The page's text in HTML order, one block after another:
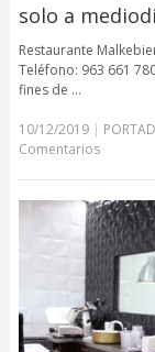
solo a
Restaurante
Teléfono: 963 661
fines de …
10/12/2019|
Comentarios